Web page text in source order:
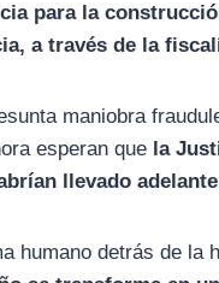
para la
a través de la
maniobra
esperan que la
llevado
humano detrás de la